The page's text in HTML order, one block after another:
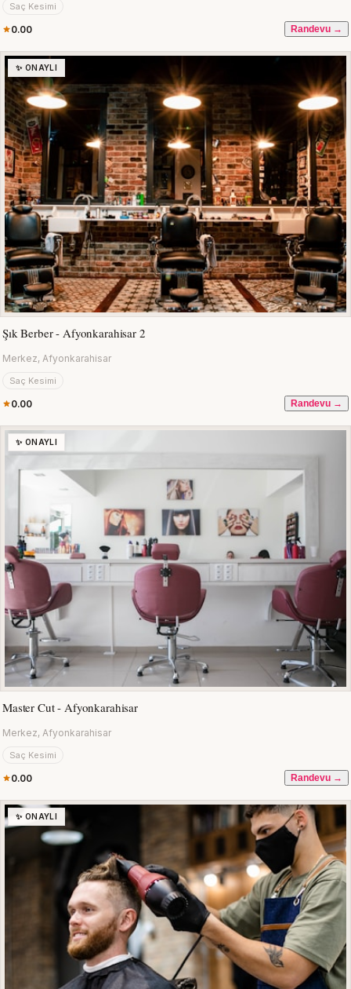
Saç Kesimi
0.00 Randevu →
✨ ONAYLI
Şık Berber - Afyonkarahisar 2
Merkez, Afyonkarahisar
Saç Kesimi
0.00 Randevu →
✨ ONAYLI
Master Cut - Afyonkarahisar
Merkez, Afyonkarahisar
Saç Kesimi
0.00 Randevu →
✨ ONAYLI